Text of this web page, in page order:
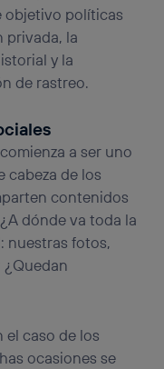
objetivo políticas
privada, la
y la
de rastreo.
a ser uno
cabeza de los
contenidos
dónde va toda la
nuestras fotos,
el caso de los
ocasiones se
será más
en la
Utiq seleccionando
de esta página web o
consulta